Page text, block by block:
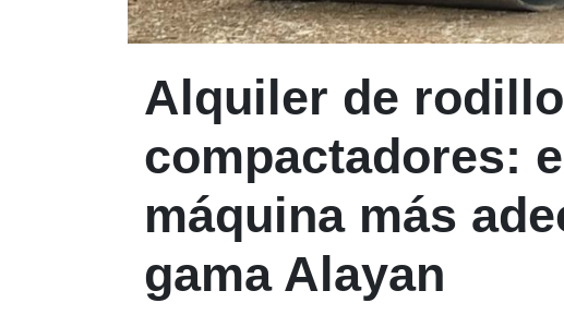
Alquiler de
compactadores:
máquina más
gama Alayan